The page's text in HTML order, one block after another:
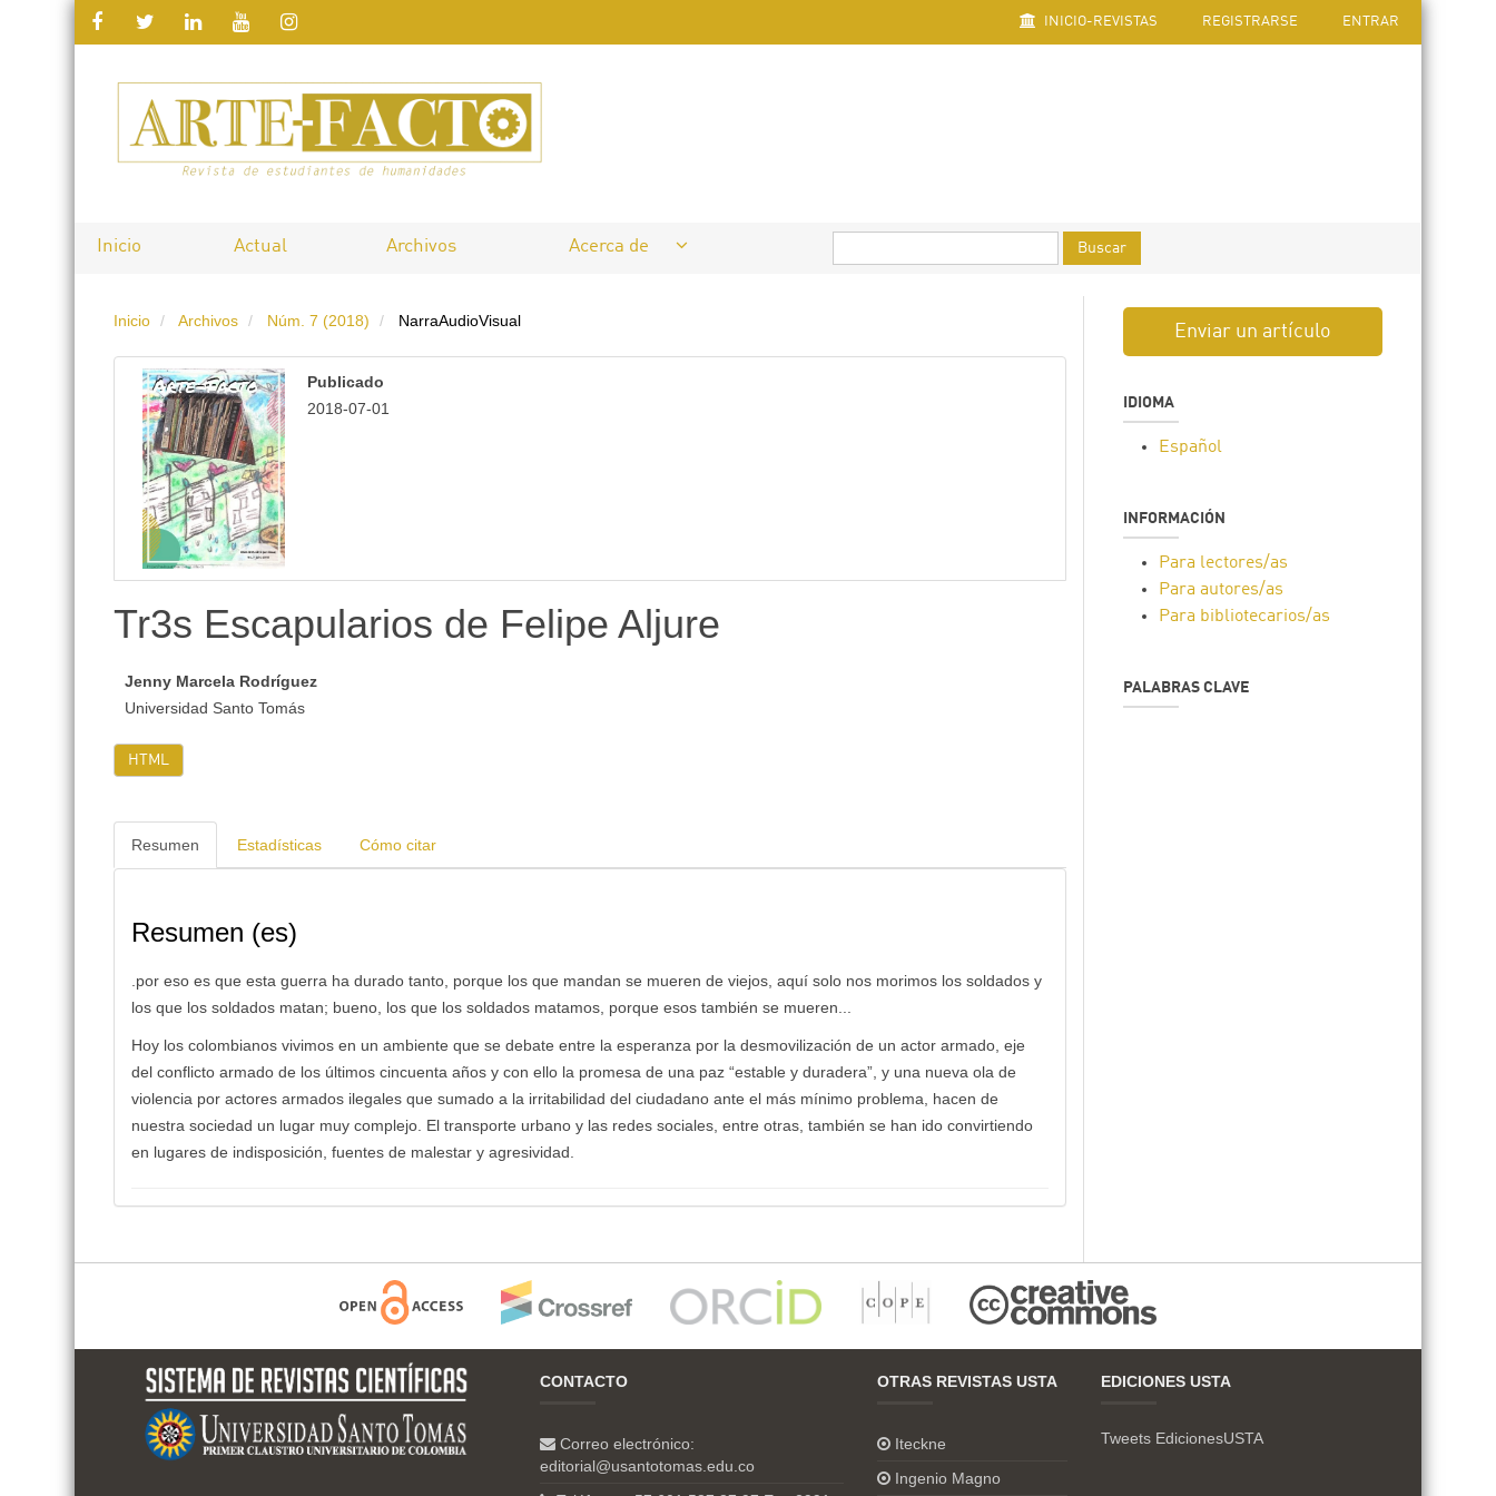
Salto
rápido
de
página
Navegación
principal
Contenido
principal
Barra
lateral
INICIO-REVISTAS REGISTRARSE ENTRAR
Inicio Actual Archivos Acerca de Buscar
Inicio Archivos Núm. 7 (2018) NarraAudioVisual
Publicado
2018-07-01
Tr3s Escapularios de Felipe Aljure
Jenny Marcela Rodríguez
Universidad Santo Tomás
HTML
Resumen Estadísticas Cómo citar
Resumen (es)
.por eso es que esta guerra ha durado tanto, porque los que mandan se mueren de viejos, aquí solo nos morimos los soldados y
los que los soldados matan; bueno, los que los soldados matamos, porque esos también se mueren...
Hoy los colombianos vivimos en un ambiente que se debate entre la esperanza por la desmovilización de un actor armado, eje
del conflicto armado de los últimos cincuenta años y con ello la promesa de una paz “estable y duradera”, y una nueva ola de
violencia por actores armados ilegales que sumado a la irritabilidad del ciudadano ante el más mínimo problema, hacen de
nuestra sociedad un lugar muy complejo. El transporte urbano y las redes sociales, entre otras, también se han ido convirtiendo
en lugares de indisposición, fuentes de malestar y agresividad.
Enviar un artículo
IDIOMA
Español
INFORMACIÓN
Para lectores/as
Para autores/as
Para bibliotecarios/as
PALABRAS CLAVE
CONTACTO
Correo electrónico:
editorial@usantotomas.edu.co
OTRAS REVISTAS USTA
Iteckne
Ingenio Magno
EDICIONES USTA
Tweets EdicionesUSTA